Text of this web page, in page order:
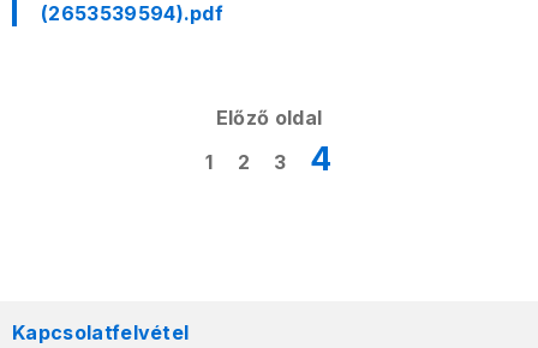
(2653539594).pdf
Előző oldal
1
2 3 4
Kapcsolatfelvétel